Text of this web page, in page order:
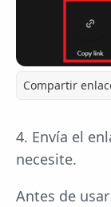
Compartir
4. Envía el
necesite.
Antes de